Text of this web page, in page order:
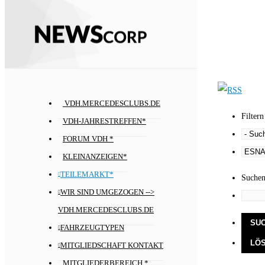
VDH.MERCEDESCLUBS.DE
VDH-JAHRESTREFFEN*
FORUM VDH *
KLEINANZEIGEN*
TEILEMARKT*
WIR SIND UMGEZOGEN -->
VDH.MERCEDESCLUBS.DE
FAHRZEUGTYPEN
MITGLIEDSCHAFT KONTAKT
MITGLIEDERBEREICH *
Filtern
Suchen